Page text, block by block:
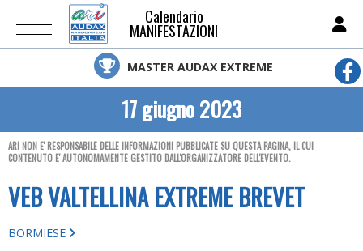
Calendario
MANIFESTAZIONI
MASTER AUDAX EXTREME
17 giugno 2023
ARI NON E' RESPONSABILE DELLE INFORMAZIONI PUBBLICATE SU QUESTA PAGINA, IL CUI
CONTENUTO E' AUTONOMAMENTE GESTITO DALL'ORGANIZZATORE DELL'EVENTO.
VEB VALTELLINA EXTREME BREVET
BORMIESE